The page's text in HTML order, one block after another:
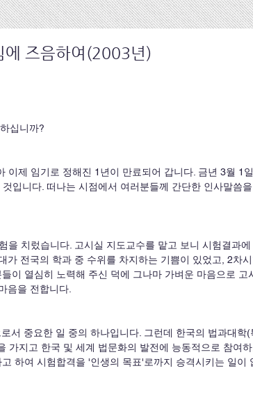
에 즈음하여(2003년)
하십니까?
입니다. 떠나는 시점에서 여러분들께 간단한 인사말씀
가 전국의 학과 중 수위를 차지하는 기쁨이 있었고, 2차
이 열심히 노력해 주신 덕에 그나마 가벼운 마음으로 고
음을 전합니다.
가지고 한국 및 세계 법문화의 발전에 능동적으로 참여
하여 시험합격을 '인생의 목표'로까지 승격시키는 일이